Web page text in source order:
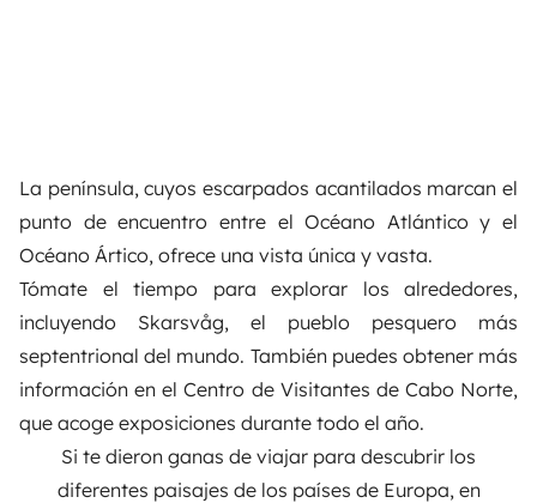
La península, cuyos escarpados acantilados marcan el
punto de encuentro entre el Océano Atlántico y el
Océano Ártico, ofrece una vista única y vasta.
Tómate el tiempo para explorar los alrededores,
incluyendo Skarsvåg, el pueblo pesquero más
septentrional del mundo. También puedes obtener más
información en el Centro de Visitantes de Cabo Norte,
que acoge exposiciones durante todo el año.
Si te dieron ganas de viajar para descubrir los
diferentes paisajes de los países de Europa, en